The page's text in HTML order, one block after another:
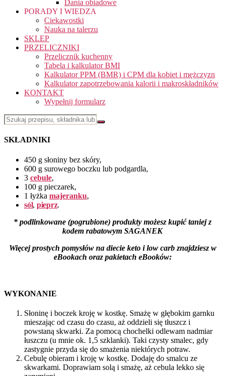
Dania obiadowe
PORADY I WIEDZA
Ciekawostki
Nauka na talerzu
SKLEP
PRZELICZNIKI
Przelicznik kuchenny
Tabela i kalkulator BMI
Kalkulator PPM (BMR) i CPM dla kobiet i mężczyzn
Kalkulator zapotrzebowania kalorii i makroskładników
KONTAKT
Wypełnij formularz
SKŁADNIKI
450 g słoniny bez skóry,
600 g surowego boczku lub podgardla,
3 cebule,
100 g pieczarek,
1 łyżka majeranku,
sól, pieprz.
* podlinkowane (pogrubione) produkty możesz kupić taniej z
kodem rabatowym SAGANEK
Więcej prostych pomysłów na diecie keto i low carb znajdziesz w
eBookach oraz pakietach eBooków:
WYKONANIE
Słoninę i boczek kroję w kostkę. Smażę w głębokim garnku
mieszając od czasu do czasu, aż oddzieli się tłuszcz i
powstaną skwarki. Za pomocą chochelki odlewam nadmiar
łuszczu (u mnie ok. 1,5 szklanki). Taki czysty smalec, gdy
zastygnie przyda się do smażenia niektórych potraw.
Cebulę obieram i kroję w kostkę. Dodaję do smalcu ze
skwarkami. Doprawiam solą i smażę, aż cebula lekko się